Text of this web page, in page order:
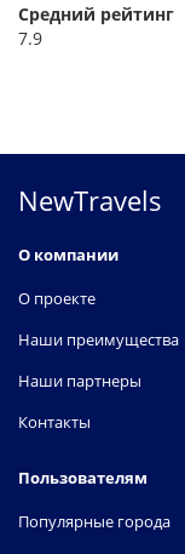
Средний рейтинг
7.9
NewTravels
О компании
О проекте
Наши преимущества
Наши партнеры
Контакты
Пользователям
Популярные города